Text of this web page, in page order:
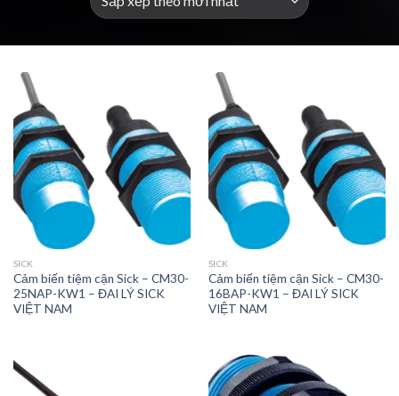
SICK
Cảm biến tiệm cận Sick – CM30-
25NAP-KW1 – ĐAI LÝ SICK
VIỆT NAM
SICK
Cảm biến tiệm cận Sick – CM30-
16BAP-KW1 – ĐAI LÝ SICK
VIỆT NAM